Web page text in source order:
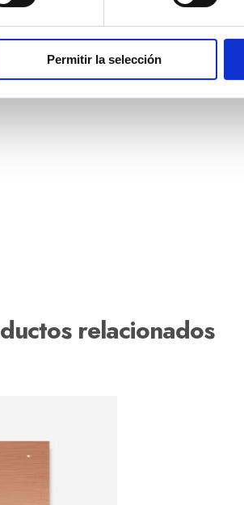
Permitir la selección
relacionados